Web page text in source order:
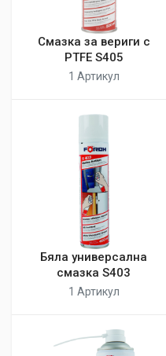
Смазка за вериги с
PTFE S405
1 Артикул
Бяла универсална
смазка S403
1 Артикул